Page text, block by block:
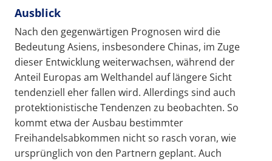
Ausblick
Nach den gegenwärtigen Prognosen wird die
Bedeutung Asiens, insbesondere Chinas, im Zuge
dieser Entwicklung weiterwachsen, während der
Anteil Europas am Welthandel auf längere Sicht
tendenziell eher fallen wird. Allerdings sind auch
protektionistische Tendenzen zu beobachten. So
kommt etwa der Ausbau bestimmter
Freihandelsabkommen nicht so rasch voran, wie
ursprünglich von den Partnern geplant. Auch